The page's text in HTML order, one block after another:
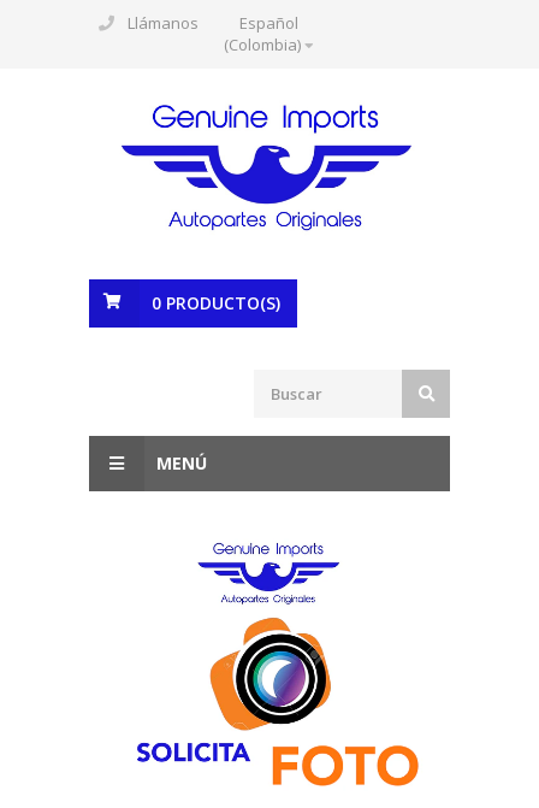
Llámanos
Español
(Colombia)
0 PRODUCTO(S)
MENÚ